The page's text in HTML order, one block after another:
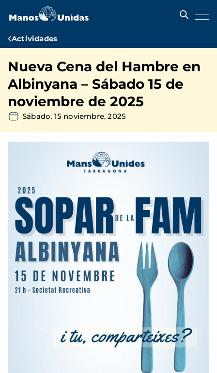
contenido
Ruta
navegación
Actividades
Nueva Cena del Hambre en
Albinyana – Sábado 15 de
noviembre de 2025
Sábado, 15 noviembre, 2025